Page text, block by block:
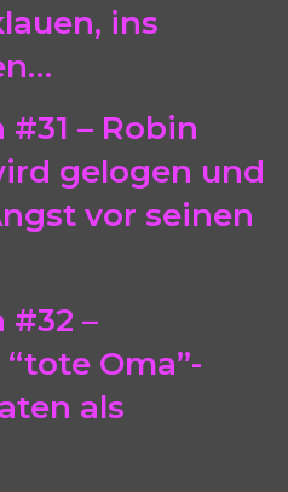
ins
– Robin
gelogen und
vor seinen
#32 –
Oma”-
als